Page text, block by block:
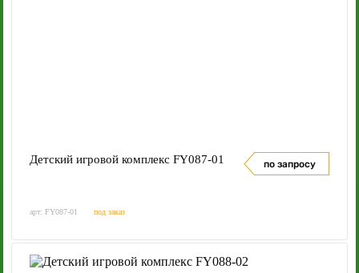
Детский игровой комплекс FY087-01 по запросу
арт: FY087-01 под заказ